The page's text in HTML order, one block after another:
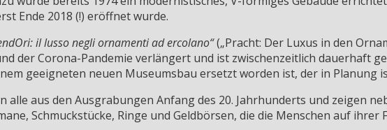
Ende 2018 (!) eröffnet wurde.
il lusso negli ornamenti ad ercolano“(„Pracht: Der Luxus in den
der Corona-Pandemie verlängert und ist zwischenzeitlich dauerhaft
geeigneten neuen Museumsbau ersetzt worden ist, der in Planung
alle aus den Ausgrabungen Anfang des 20. Jahrhunderts und zeigen
Schmuckstücke, Ringe und Geldbörsen, die die Menschen auf